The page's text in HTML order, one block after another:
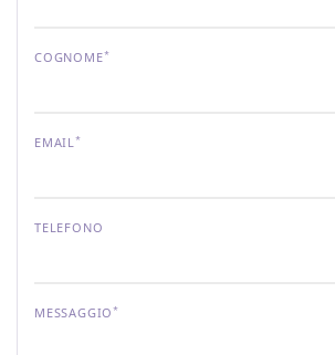
COGNOME*
EMAIL*
TELEFONO
MESSAGGIO*